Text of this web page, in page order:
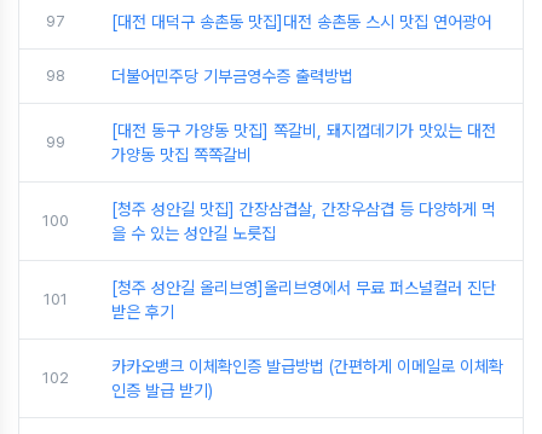
97 [대전 대덕구 송촌동 맛집]대전 송촌동 스시 맛집 연어광어
98 더불어민주당 기부금영수증 출력방법
99
[대전 동구 가양동 맛집] 쪽갈비, 돼지껍데기가 맛있는 대전
가양동 맛집 쪽쪽갈비
100
[청주 성안길 맛집] 간장삼겹살, 간장우삼겹 등 다양하게 먹
을 수 있는 성안길 노릇집
101
[청주 성안길 올리브영]올리브영에서 무료 퍼스널컬러 진단
받은 후기
102
카카오뱅크 이체확인증 발급방법 (간편하게 이메일로 이체확
인증 발급 받기)